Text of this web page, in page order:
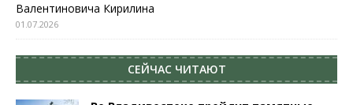
Валентиновича Кирилина
01.07.2026
СЕЙЧАС ЧИТАЮТ